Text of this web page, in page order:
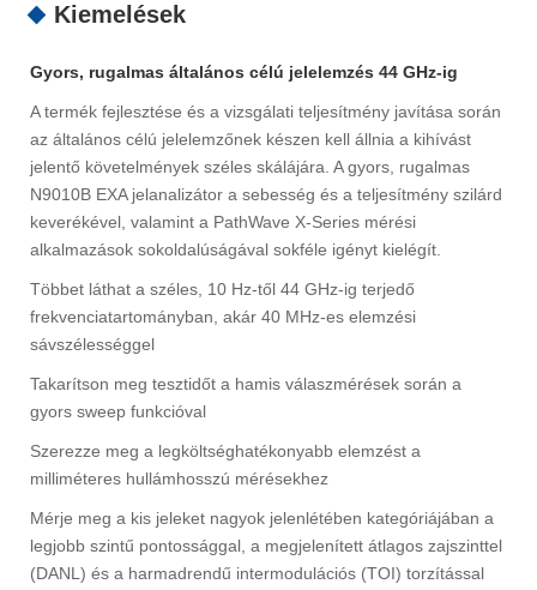
Kiemelések
Gyors, rugalmas általános célú jelelemzés 44 GHz-ig
A termék fejlesztése és a vizsgálati teljesítmény javítása során
az általános célú jelelemzőnek készen kell állnia a kihívást
jelentő követelmények széles skálájára. A gyors, rugalmas
N9010B EXA jelanalizátor a sebesség és a teljesítmény szilárd
keverékével, valamint a PathWave X-Series mérési
alkalmazások sokoldalúságával sokféle igényt kielégít.
Többet láthat a széles, 10 Hz-től 44 GHz-ig terjedő
frekvenciatartományban, akár 40 MHz-es elemzési
sávszélességgel
Takarítson meg tesztidőt a hamis válaszmérések során a
gyors sweep funkcióval
Szerezze meg a legköltséghatékonyabb elemzést a
milliméteres hullámhosszú mérésekhez
Mérje meg a kis jeleket nagyok jelenlétében kategóriájában a
legjobb szintű pontossággal, a megjelenített átlagos zajszinttel
(DANL) és a harmadrendű intermodulációs (TOI) torzítással